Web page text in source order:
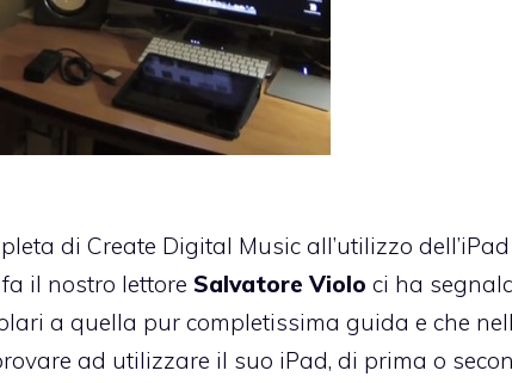
di Create Digital Music all’utilizzo
il nostro lettore Salvatore Violo ci ha
a quella pur completissima guida e che
ad utilizzare il suo iPad, di prima o